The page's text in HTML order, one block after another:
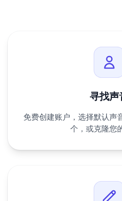
寻找声
免费创建账户，选择默认声
个，或克隆您